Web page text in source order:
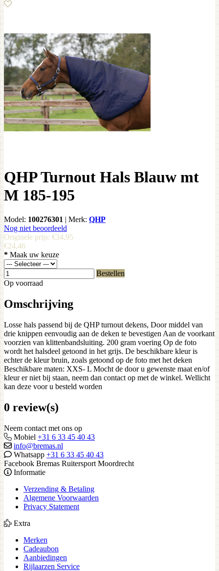
QHP Turnout Hals Blauw mt
M 185-195
Model: 100276301 | Merk: QHP
Nog niet beoordeeld
Originele prijs: €34,95
€24,46
* Maak uw keuze
Bestellen
Op voorraad
Omschrijving
Losse hals passend bij de QHP turnout dekens, Door middel van
drie knippen eenvoudig aan de deken te bevestigen Aan de voorkant
voorzien van klittenbandsluiting. 200 gram voering Op de foto
wordt het halsdeel getoond in het grijs. De beschikbare kleur is
echter de kleur bruin, zoals getoond op de foto met het deken
Beschikbare maten: XXS- L Mocht de door u gewenste maat en/of
kleur er niet bij staan, neem dan contact op met de winkel. Wellicht
kan deze voor u besteld worden
0 review(s)
Neem contact met ons op
Mobiel +31 6 33 45 40 43
info@bremas.nl
Whatsapp +31 6 33 45 40 43
Facebook Bremas Ruitersport Moordrecht
Informatie
Verzending & Betaling
Algemene Voorwaarden
Privacy Statement
Extra
Merken
Cadeaubon
Aanbiedingen
Rijlaarzen Service